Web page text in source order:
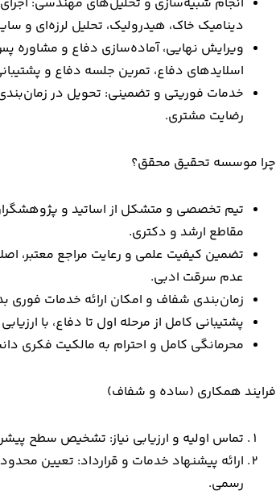
دینامیک خاک، هیدرولیک، تحلیل لرزه‌ای و
ویرایش نهایی، آماده‌سازی دفاع و مشاوره
اسلایدهای دفاع، تمرین جلسه دفاع و
خدمات فوریتی و تضمینی: تحویل در
رضایت مشتری.
چرا موسسه تحقیق محقق؟
تیم تخصصی و متشکل از اساتید و
مقاطع ارشد و دکتری.
تضمین کیفیت علمی و رعایت مراجع معتبر،
عدم سرقت ادبی.
زمان‌بندی شفاف و امکان ارائه خدمات فوری
پشتیبانی کامل از مرحله اول تا دفاع، با
محرمانگی کامل و احترام به مالکیت فکری
فرایند همکاری (ساده و شفاف)
تماس اولیه و ارزیابی نیاز: تشخیص سطح
ارائه پیشنهاد خدمات و قرارداد: تعیین
رسمی.